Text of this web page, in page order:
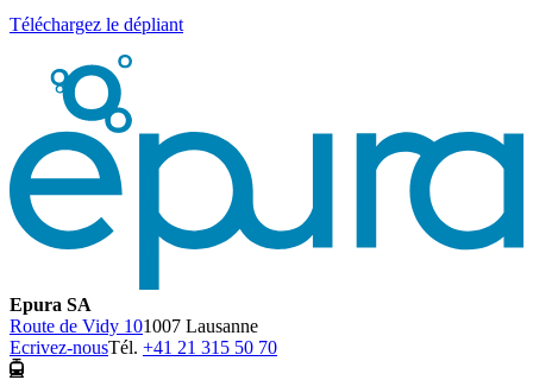
Téléchargez le dépliant
Epura SA
Route de Vidy 101007 Lausanne
Ecrivez-nousTél. +41 21 315 50 70